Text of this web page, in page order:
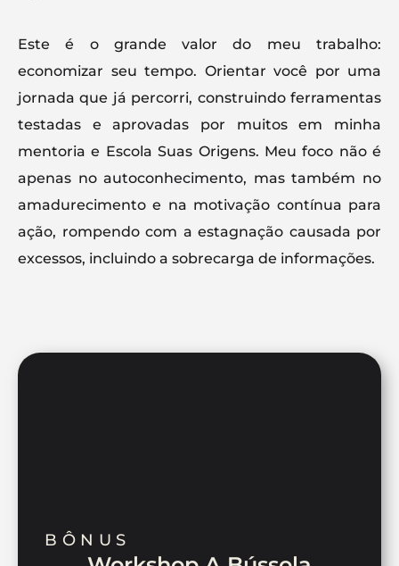
Este é o grande valor do meu trabalho:
economizar seu tempo. Orientar você por uma
jornada que já percorri, construindo ferramentas
testadas e aprovadas por muitos em minha
mentoria e Escola Suas Origens. Meu foco não é
apenas no autoconhecimento, mas também no
amadurecimento e na motivação contínua para
ação, rompendo com a estagnação causada por
excessos, incluindo a sobrecarga de informações.
BÔNUS